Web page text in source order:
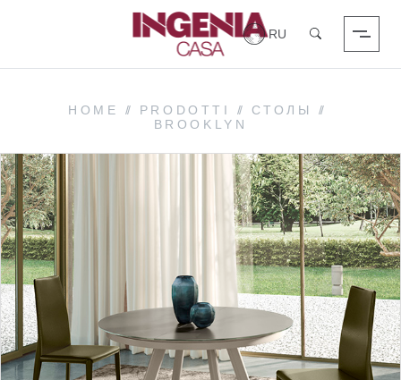
Поиск
Вход в систему
HOME // PRODOTTI // СТОЛЫ
//
BROOKLYN